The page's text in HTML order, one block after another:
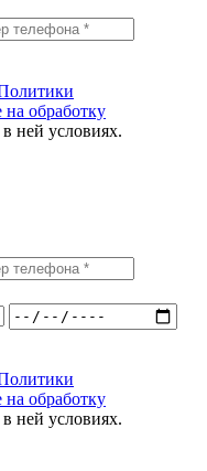
на обработку
ней условиях.
на обработку
ней условиях.